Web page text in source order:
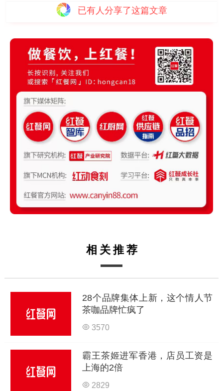
已有人分享了这篇文章
相关推荐
28个品牌集体上新，这个情人节
茶咖品牌忙疯了
3570
霸王茶姬进军香港，店员工资是
上海的2倍
2829